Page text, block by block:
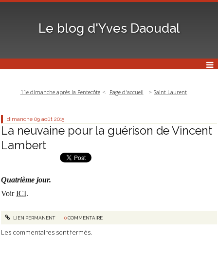
Le blog d'Yves Daoudal
11e dimanche après la Pentecôte Page d'accueil Saint Laurent
dimanche 09 août 2015
La neuvaine pour la guérison de Vincent
Lambert
Quatrième jour.
VoirICI.
LIEN PERMANENT 0COMMENTAIRE
Les commentaires sont fermés.